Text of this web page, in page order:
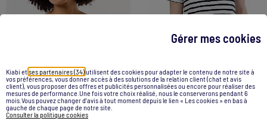
Gérer mes cookies
Kiabi etses partenaires (34)utilisent des cookies pour adapter le contenu de notre site à
vos préférences, vous donner accès à des solutions de la relation client (chat et avis
client), vous proposer des offres et publicités personnalisées ou encore pour réaliser des
mesures de performance.Une fois votre choix réalisé, nous le conserverons pendant 6
mois.Vous pouvez changer d’avis à tout moment depuis le lien « Les cookies » en bas à
gauche de chaque page de notre site.
Consulter la politique cookies